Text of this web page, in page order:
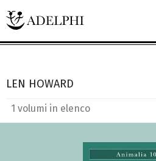
LEN HOWARD
1 volumi in elenco